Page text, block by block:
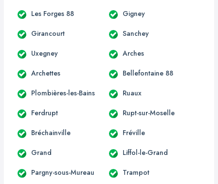
Les Forges 88 Gigney
Girancourt Sanchey
Uxegney Arches
Archettes Bellefontaine 88
Plombières-les-Bains Ruaux
Ferdrupt Rupt-sur-Moselle
Bréchainville Fréville
Grand Liffol-le-Grand
Pargny-sous-Mureau Trampot